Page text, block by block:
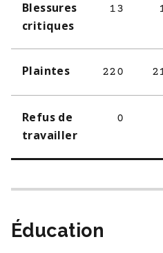
Blessures
critiques
13
Plaintes 220
Refus de
travailler
0
Éducation